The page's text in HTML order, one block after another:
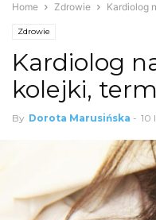
Home Zdrowie Kardiolog
Zdrowie
Kardiolog
kolejki,
By Dorota Marusińska - 10